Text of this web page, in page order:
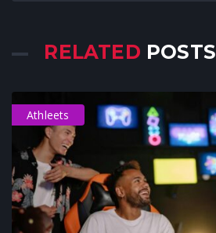
RELATED POSTS
Athleets